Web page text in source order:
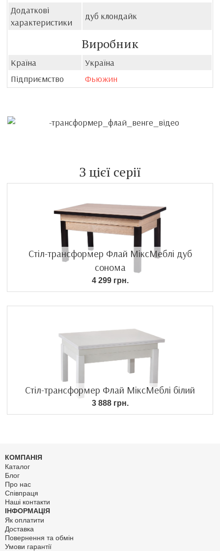
Додаткові
характеристики
дуб клондайк
Виробник
Країна
Україна
Підприємство
Фьюжин
З цієї серії
Стіл-трансформер Флай МіксМеблі дуб
сонома
4 299 грн.
Стіл-трансформер Флай МіксМеблі білий
3 888 грн.
КОМПАНІЯ
Каталог
Блог
Про нас
Співпраця
Наші контакти
ІНФОРМАЦІЯ
Як оплатити
Доставка
Повернення та обмін
Умови гарантії